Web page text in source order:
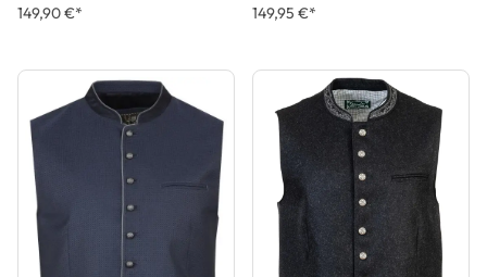
149,90 €* 149,95 €*